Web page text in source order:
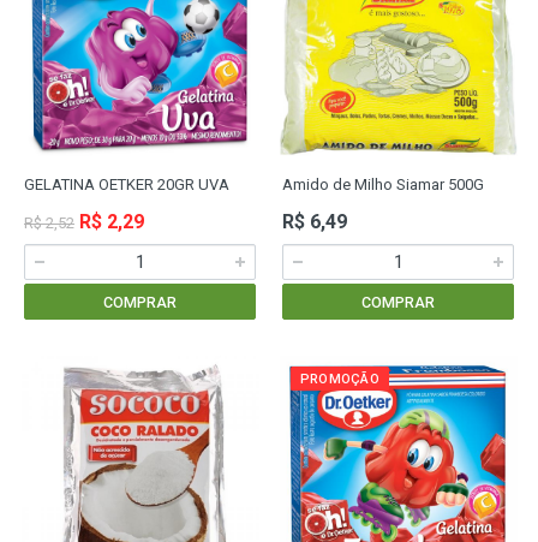
GELATINA OETKER 20GR UVA
R$ 2,52 R$ 2,29
COMPRAR
Amido de Milho Siamar 500G
R$ 6,49
COMPRAR
PROMOÇÃO